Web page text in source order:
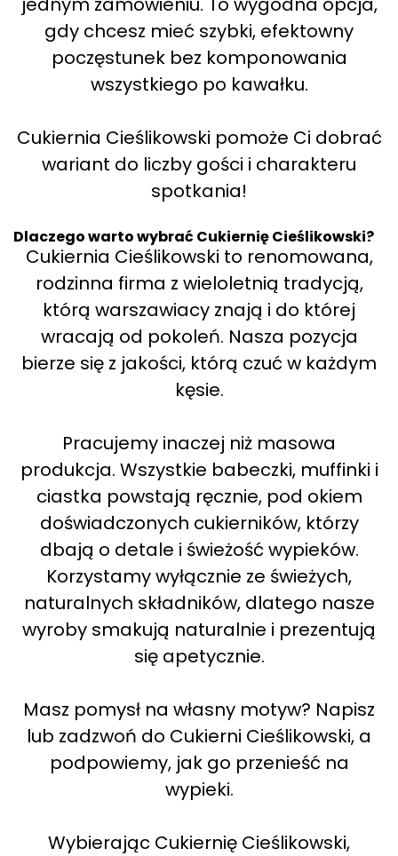
gdy chcesz mieć szybki, efektowny
poczęstunek bez komponowania
wszystkiego po kawałku.
Cukiernia Cieślikowski pomoże Ci dobrać
wariant do liczby gości i charakteru
spotkania!
Dlaczego warto wybrać Cukiernię Cieślikowski?
Cukiernia Cieślikowski to renomowana,
rodzinna firma z wieloletnią tradycją,
którą warszawiacy znają i do której
wracają od pokoleń. Nasza pozycja
bierze się z jakości, którą czuć w każdym
kęsie.
Pracujemy inaczej niż masowa
produkcja. Wszystkie babeczki, muffinki i
ciastka powstają ręcznie, pod okiem
doświadczonych cukierników, którzy
dbają o detale i świeżość wypieków.
Korzystamy wyłącznie ze świeżych,
naturalnych składników, dlatego nasze
wyroby smakują naturalnie i prezentują
się apetycznie.
Masz pomysł na własny motyw? Napisz
lub zadzwoń do Cukierni Cieślikowski, a
podpowiemy, jak go przenieść na
wypieki.
Wybierając Cukiernię Cieślikowski,